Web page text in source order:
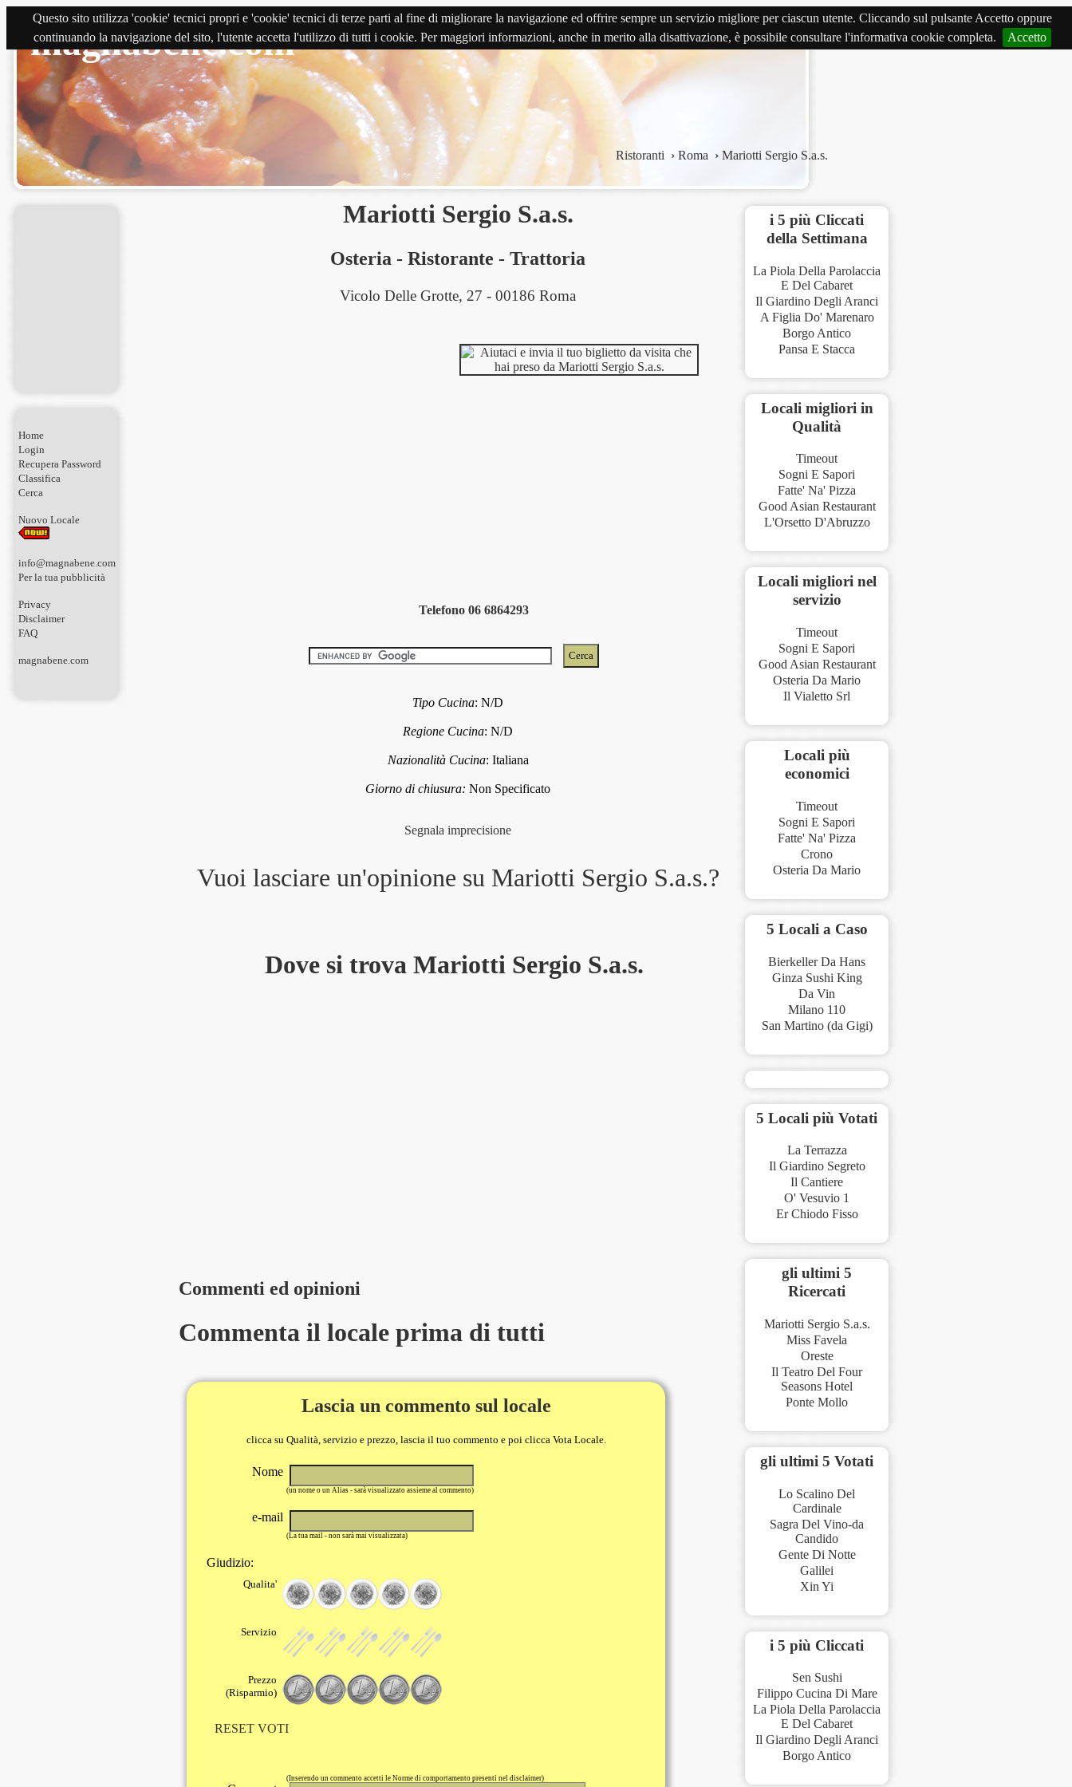
Questo sito utilizza 'cookie' tecnici propri e 'cookie' tecnici di terze parti al fine di migliorare la navigazione ed offrire sempre un servizio migliore per ciascun utente. Cliccando sul pulsante Accetto oppure
continuando la navigazione del sito, l'utente accetta l'utilizzo di tutti i cookie. Per maggiori informazioni, anche in merito alla disattivazione, è possibile consultare l'informativa cookie completa.
Accetto
magnabene.com
Ristoranti › Roma › Mariotti Sergio S.a.s.
Home
Login
Recupera Password
Classifica
Cerca
Nuovo Locale
info@magnabene.com
Per la tua pubblicità
Privacy
Disclaimer
FAQ
magnabene.com
Mariotti Sergio S.a.s.
Osteria -Ristorante -Trattoria
Vicolo Delle Grotte, 27 - 00186 Roma
Telefono 06 6864293
Tipo Cucina:N/D
Regione Cucina:N/D
Nazionalità Cucina: Italiana
Giorno di chiusura:Non Specificato
Segnala imprecisione
Vuoi lasciare un'opinione su Mariotti Sergio S.a.s.?
Dove si trova Mariotti Sergio S.a.s.
Commenti ed opinioni
Commenta il locale prima di tutti
Lascia un commento sul locale
clicca su Qualità, servizio e prezzo, lascia il tuo commento e poi clicca Vota Locale.
Nome
(un nome o un Alias - sarà visualizzato assieme al commento)
e-mail
(La tua mail - non sarà mai visualizzata)
Giudizio:
Qualita'
Servizio
Prezzo
(Risparmio)
RESET VOTI
(Inserendo un commento accetti le Norme di comportamento presenti nel disclaimer)
i 5 più Cliccati
della Settimana
La Piola Della Parolaccia
E Del Cabaret
Il Giardino Degli Aranci
A Figlia Do' Marenaro
Borgo Antico
Pansa E Stacca
Locali migliori in
Qualità
Timeout
Sogni E Sapori
Fatte' Na' Pizza
Good Asian Restaurant
L'Orsetto D'Abruzzo
Locali migliori nel
servizio
Timeout
Sogni E Sapori
Good Asian Restaurant
Osteria Da Mario
Il Vialetto Srl
Locali più
economici
Timeout
Sogni E Sapori
Fatte' Na' Pizza
Crono
Osteria Da Mario
5 Locali a Caso
Bierkeller Da Hans
Ginza Sushi King
Da Vin
Milano 110
San Martino (da Gigi)
5 Locali più Votati
La Terrazza
Il Giardino Segreto
Il Cantiere
O' Vesuvio 1
Er Chiodo Fisso
gli ultimi 5
Ricercati
Mariotti Sergio S.a.s.
Miss Favela
Oreste
Il Teatro Del Four
Seasons Hotel
Ponte Mollo
gli ultimi 5 Votati
Lo Scalino Del
Cardinale
Sagra Del Vino-da
Candido
Gente Di Notte
Galilei
Xin Yi
i 5 più Cliccati
Sen Sushi
Filippo Cucina Di Mare
La Piola Della Parolaccia
E Del Cabaret
Il Giardino Degli Aranci
Borgo Antico